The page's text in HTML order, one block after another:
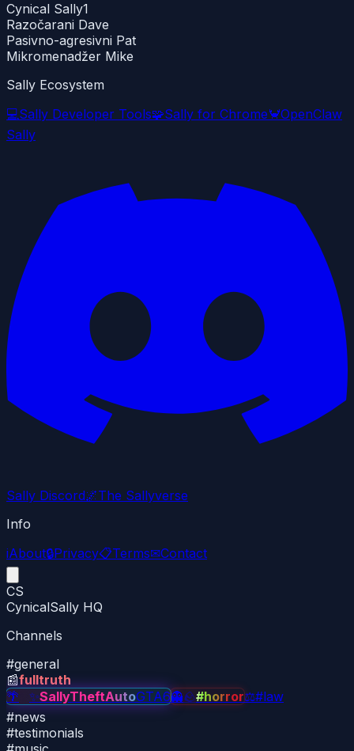
Cynical Sally1
Razočarani Dave
Pasivno-agresivni Pat
Mikromenadžer Mike
Sally Ecosystem
💻Sally Developer Tools🧩Sally for Chrome🦀OpenClaw
Sally
Sally Discord🌌The Sallyverse
Info
iAbout🔒Privacy📋Terms✉Contact
CS
CynicalSally HQ
Channels
#general
📰fulltruth
🌴
✨SallyTheftAutoGTA6👻🪨#horror⚖#law
#news
#testimonials